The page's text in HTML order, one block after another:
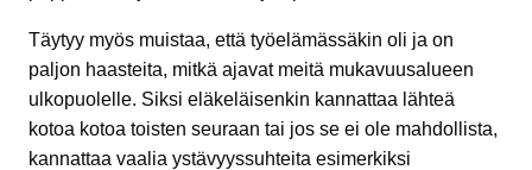
Täytyy myös muistaa, että työelämässäkin oli ja on
paljon haasteita, mitkä ajavat meitä mukavuusalueen
ulkopuolelle. Siksi eläkeläisenkin kannattaa lähteä
kotoa kotoa toisten seuraan tai jos se ei ole mahdollista,
kannattaa vaalia ystävyyssuhteita esimerkiksi